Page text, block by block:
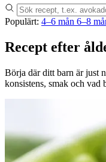
Populärt: 4–6 mån 6–8
Recept efter
Börja där ditt barn är just
konsistens, smak och vad